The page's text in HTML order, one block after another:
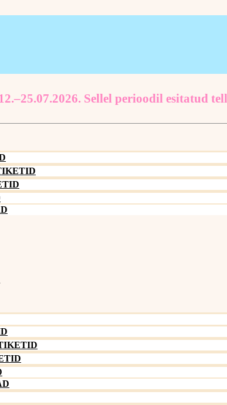
Sellel perioodil esitatud